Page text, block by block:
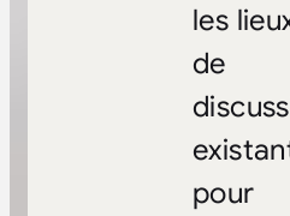
les
de
pour